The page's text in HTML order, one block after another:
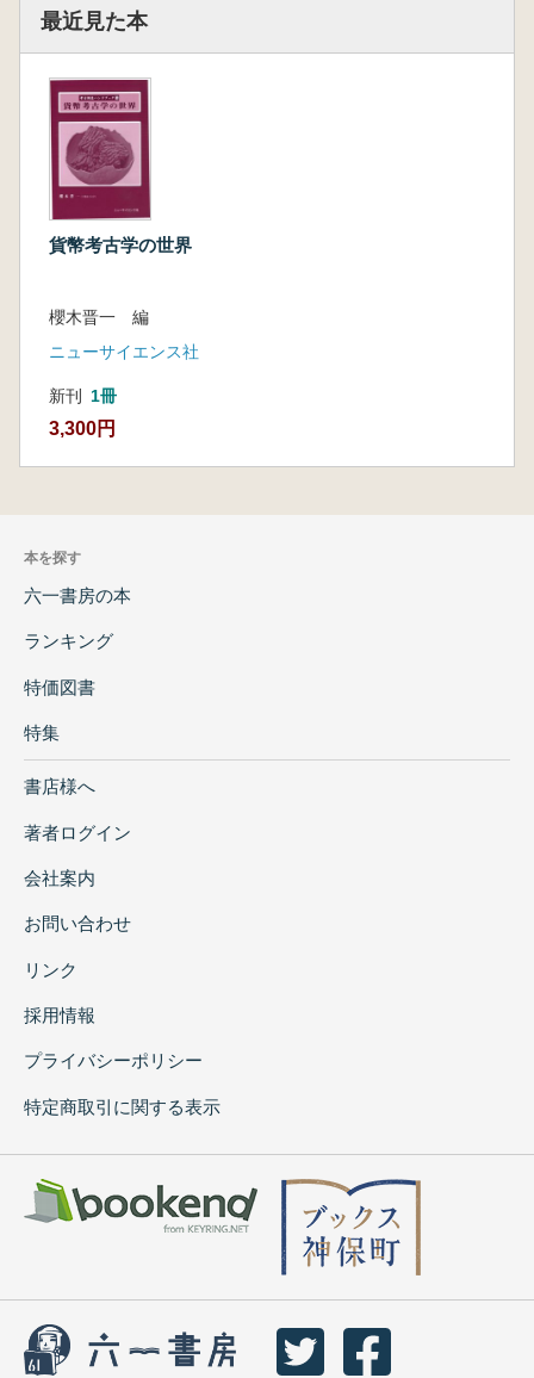
最近見た本
貨幣考古学の世界
櫻木晋一 編
ニューサイエンス社
新刊 1冊
3,300円
本を探す
六一書房の本
ランキング
特価図書
特集
書店様へ
著者ログイン
会社案内
お問い合わせ
リンク
採用情報
プライバシーポリシー
特定商取引に関する表示